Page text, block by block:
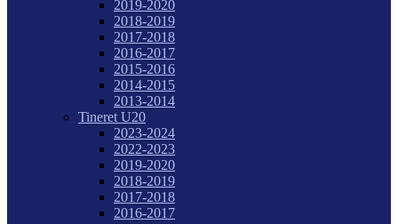
2019-2020
2018-2019
2017-2018
2016-2017
2015-2016
2014-2015
2013-2014
Tineret U20
2023-2024
2022-2023
2019-2020
2018-2019
2017-2018
2016-2017